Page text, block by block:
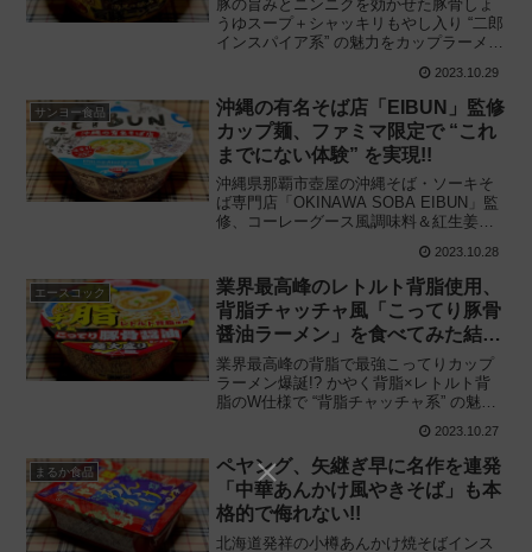
豚の旨みとニンニクを効かせた豚骨しょ
うゆスープ＋シャッキリもやし入り “二郎
インスパイア系” の魅力をカップラーメン
の極み 旨豚ニンニクしょうゆラーメン」
を食べてみた感想と評価・レビューで
す。
2023.10.29
サンヨー食品
沖縄の有名そば店「EIBUN」監修
カップ麺、ファミマ限定で “これ
までにない体験” を実現!!
沖縄県那覇市壺屋の沖縄そば・ソーキそ
ば専門店「OKINAWA SOBA EIBUN」監
修、コーレーグース風調味料＆紅生姜付
ンヨー食品「EIBUN監修 沖縄そばの行列
店」を食べてみた感想と評価・レビュー
です。
2023.10.28
エースコック
業界最高峰のレトルト背脂使用、
背脂チャッチャ風「こってり豚骨
醤油ラーメン」を食べてみた結
果‥‥
業界最高峰の背脂で最強こってりカップ
ラーメン爆誕!? かやく背脂×レトルト背
脂のW仕様で “背脂チャッチャ系” の魅力
風 こってり豚骨醤油ラーメン 麺大盛り」
を食べてみた感想と評価・レビューで
す。
2023.10.27
まるか食品
ペヤング、矢継ぎ早に名作を連発
「中華あんかけ風やきそば」も本
格的で侮れない!!
北海道発祥の小樽あんかけ焼そばインス